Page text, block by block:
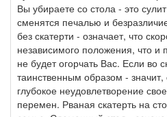
Вы убираете со стола - это
сменятся печалью и
без скатерти - означает, что
независимого положения, что и
не будет огорчать Вас. Если во
таинственным образом -
глубокое неудовлетворение
перемен. Рваная скатерть на